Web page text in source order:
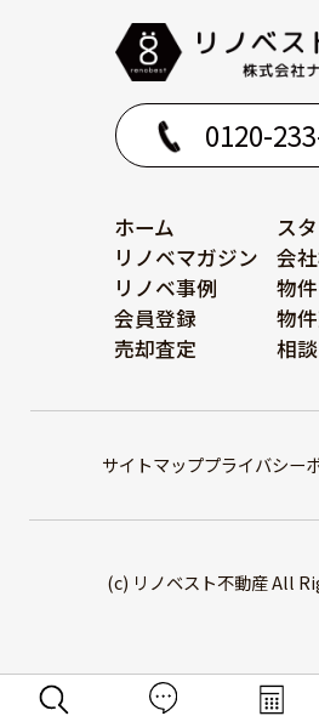
0120-
ホーム
ス
リノベマガジン
会
リノベ事例
物
会員登録
物
売却査定
相
サイトマッププライバシー
(c) リノベスト不動産 All